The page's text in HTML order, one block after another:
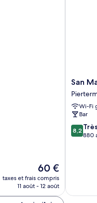
Le
nouveau
prix
60 €
taxes et frais compris
11 août - 12 août
San
Marco
Hotel
&
Casino
San
Wi-Fi
Bar
8.2
sur
8,2
880